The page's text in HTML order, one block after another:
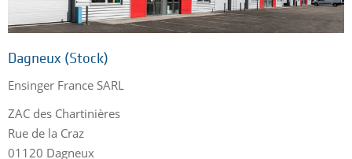
Dagneux (Stock)
Ensinger France SARL
ZAC des Chartinières
Rue de la Craz
01120 Dagneux